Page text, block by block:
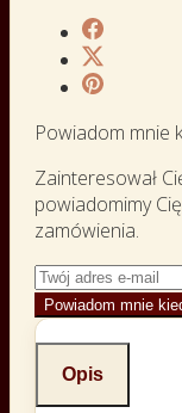
Powiadom mnie
Zainteresował
powiadomimy
zamówienia.
Powiadom mnie
Opis